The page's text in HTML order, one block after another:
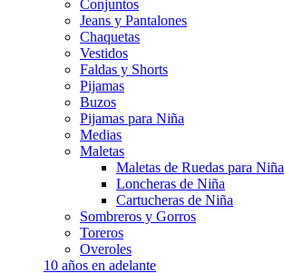
Conjuntos
Jeans y Pantalones
Chaquetas
Vestidos
Faldas y Shorts
Pijamas
Buzos
Pijamas para Niña
Medias
Maletas
Maletas de Ruedas para Niña
Loncheras de Niña
Cartucheras de Niña
Sombreros y Gorros
Toreros
Overoles
10 años en adelante